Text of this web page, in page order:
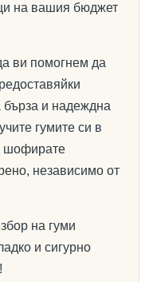
на вашия бюджет
ви помогнем да
и надеждна
гумите си в
шофирате
независимо от
на гуми
и сигурно